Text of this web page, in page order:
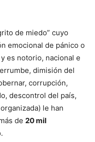
de miedo” cuyo
emocional de pánico o
es notorio, nacional e
dimisión del
corrupción,
descontrol del país,
le han
de 20 mil